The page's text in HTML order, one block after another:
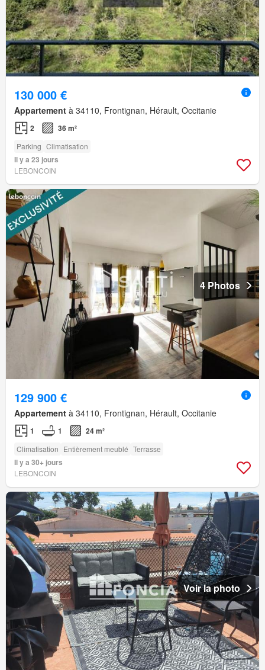
130 000 €
Appartement à 34110, Frontignan, Hérault, Occitanie
2 36 m²
Parking Climatisation
Il y a 23 jours
LEBONCOIN
4 Photos
129 900 €
Appartement à 34110, Frontignan, Hérault, Occitanie
1 1 24 m²
Climatisation Entièrement meublé Terrasse
Il y a 30+ jours
LEBONCOIN
Voir la photo